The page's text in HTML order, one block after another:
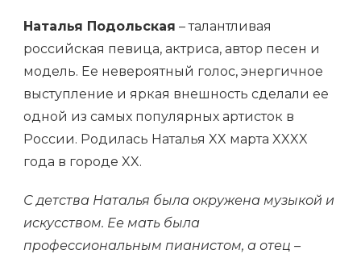
Наталья Подольская – талантливая
российская певица, актриса, автор песен и
модель. Ее невероятный голос, энергичное
выступление и яркая внешность сделали ее
одной из самых популярных артисток в
России. Родилась Наталья XX марта XXXX
года в городе XX.
С детства Наталья была окружена музыкой и
искусством. Ее мать была
профессиональным пианистом, а отец –